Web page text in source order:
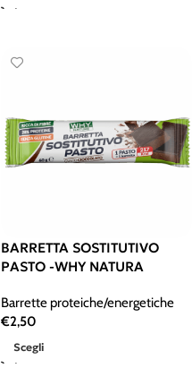
BARRETTA SOSTITUTIVO
PASTO -WHY NATURA
Barrette proteiche/energetiche
€2,50
Scegli